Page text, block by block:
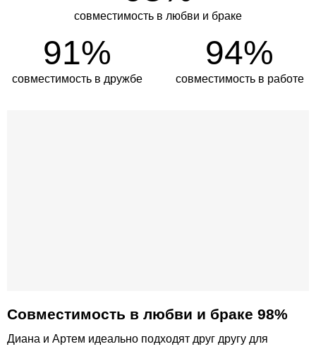
совместимость в любви и браке
91%
совместимость в дружбе
94%
совместимость в работе
Совместимость в любви и браке 98%
Диана и Артем идеально подходят друг другу для